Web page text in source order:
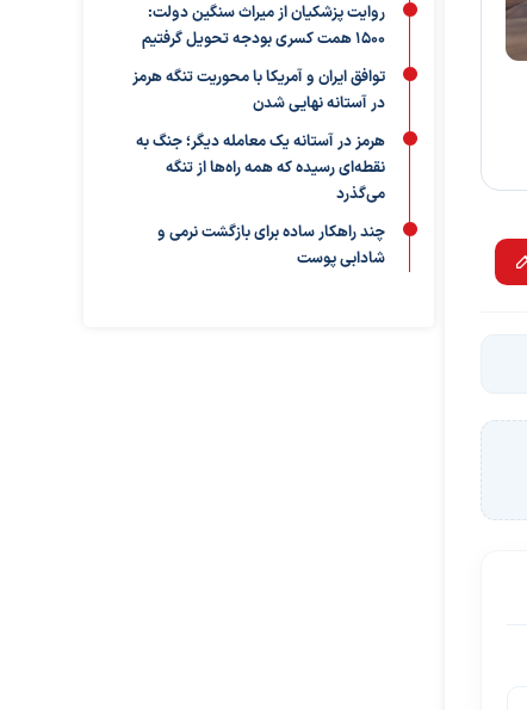
روایت پزشکیان از میراث سنگین دولت:
۱۵۰۰ همت کسری بودجه تحویل گرفتیم
توافق ایران و آمریکا با محوریت تنگه هرمز
در آستانه نهایی شدن
هرمز در آستانه یک معامله دیگر؛ جنگ به
نقطه‌ای رسیده که همه راه‌ها از تنگه
می‌گذرد
چند راهکار ساده برای بازگشت نرمی و
شادابی پوست